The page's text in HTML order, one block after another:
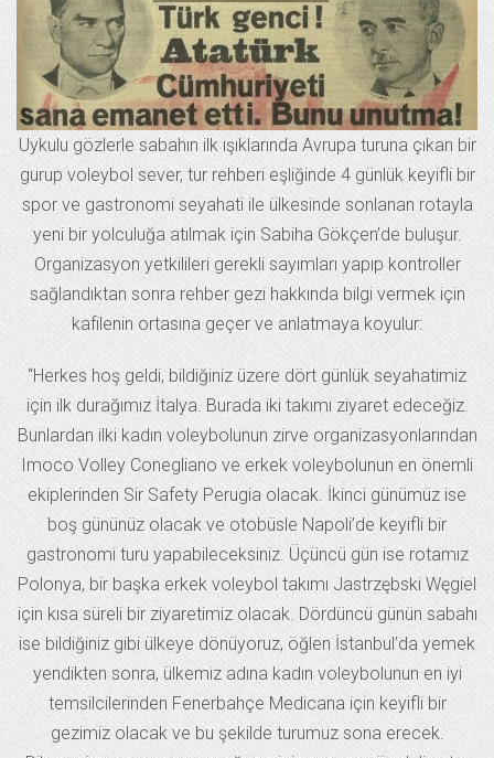
Uykulu gözlerle sabahın ilk ışıklarında Avrupa turuna çıkan bir
gurup voleybol sever, tur rehberi eşliğinde 4 günlük keyifli bir
spor ve gastronomi seyahati ile ülkesinde sonlanan rotayla
yeni bir yolculuğa atılmak için Sabiha Gökçen’de buluşur.
Organizasyon yetkilileri gerekli sayımları yapıp kontroller
sağlandıktan sonra rehber gezi hakkında bilgi vermek için
kafilenin ortasına geçer ve anlatmaya koyulur:
“Herkes hoş geldi, bildiğiniz üzere dört günlük seyahatimiz
için ilk durağımız İtalya. Burada iki takımı ziyaret edeceğiz.
Bunlardan ilki kadın voleybolunun zirve organizasyonlarından
Imoco Volley Conegliano ve erkek voleybolunun en önemli
ekiplerinden Sir Safety Perugia olacak. İkinci günümüz ise
boş gününüz olacak ve otobüsle Napoli’de keyifli bir
gastronomi turu yapabileceksiniz. Üçüncü gün ise rotamız
Polonya, bir başka erkek voleybol takımı Jastrzębski Węgiel
için kısa süreli bir ziyaretimiz olacak. Dördüncü günün sabahı
ise bildiğiniz gibi ülkeye dönüyoruz, öğlen İstanbul’da yemek
yendikten sonra, ülkemiz adına kadın voleybolunun en iyi
temsilcilerinden Fenerbahçe Medicana için keyifli bir
gezimiz olacak ve bu şekilde turumuz sona erecek.